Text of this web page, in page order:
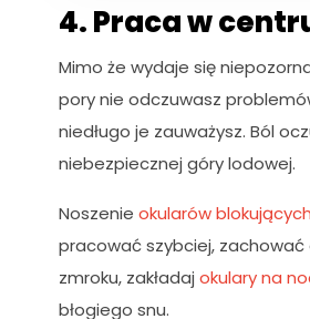
4. Praca w
Mimo że wydaje się
pory nie odczuwasz
niedługo je zauważysz. Ból
niebezpiecznej góry lodowej.
Noszenie okularów
pracować szybciej,
zmroku, zakładaj okulary na
błogiego snu.